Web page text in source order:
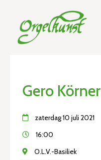
Gero Körner
zaterdag 10 juli 2021
16:00
O.L.V.-Basiliek